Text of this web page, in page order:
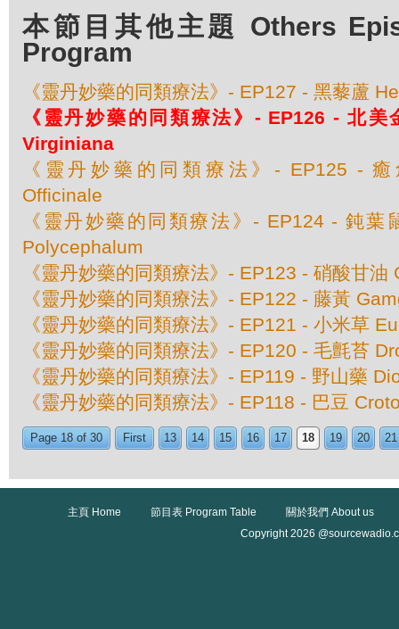
本節目其他主題 Others
Program
《靈丹妙藥的同類療法》- EP127 - 黑藜蘆
《靈丹妙藥的同類療法》- EP126 - 北美
Virginiana
《靈丹妙藥的同類療法》- EP125 - 癒
Officinale
《靈丹妙藥的同類療法》- EP124 - 鈍葉
Polycephalum
《靈丹妙藥的同類療法》- EP123 - 硝酸甘油
《靈丹妙藥的同類療法》- EP122 - 藤黃
《靈丹妙藥的同類療法》- EP121 - 小米草
《靈丹妙藥的同類療法》- EP120 - 毛氈苔
《靈丹妙藥的同類療法》- EP119 - 野山藥
《靈丹妙藥的同類療法》- EP118 - 巴豆
Page 18 of 30 First 13 14 15 16 17 18 19 20 21
主頁 Home 節目表 Program Table
關於我們 About us
Copyright 2026